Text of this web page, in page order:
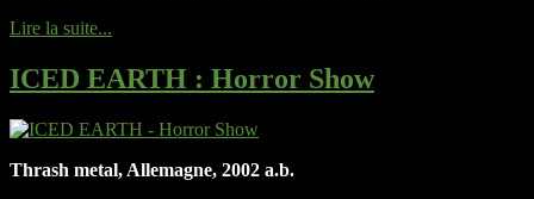
Lire la suite...
ICED EARTH : Horror Show
Thrash metal, Allemagne, 2002 a.b.